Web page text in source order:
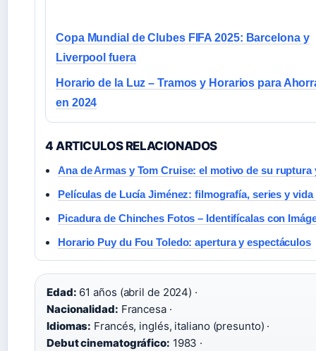
Copa Mundial de Clubes FIFA 2025: Barcelona y
Liverpool fuera
Horario de la Luz – Tramos y Horarios para
en 2024
4 ARTICULOS RELACIONADOS
Ana de Armas y Tom Cruise: el motivo de su ruptura
Películas de Lucía Jiménez: filmografía, series y
Picadura de Chinches Fotos – Identifícalas con
Horario Puy du Fou Toledo: apertura y espectáculos
Edad: 61 años (abril de 2024) ·
Nacionalidad: Francesa ·
Idiomas: Francés, inglés, italiano (presunto) ·
Debut cinematográfico: 1983 ·